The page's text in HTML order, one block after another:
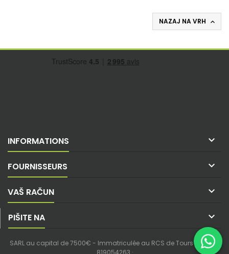
NAZAJ NA VRH 
INFORMATIONS 
FOURNISSEURS 
VAŠ RAČUN 
PIŠITE NA 
SARL au capital de 7500€ - Immatriculée au RCS de Tours - SIREN :
819054263 ·